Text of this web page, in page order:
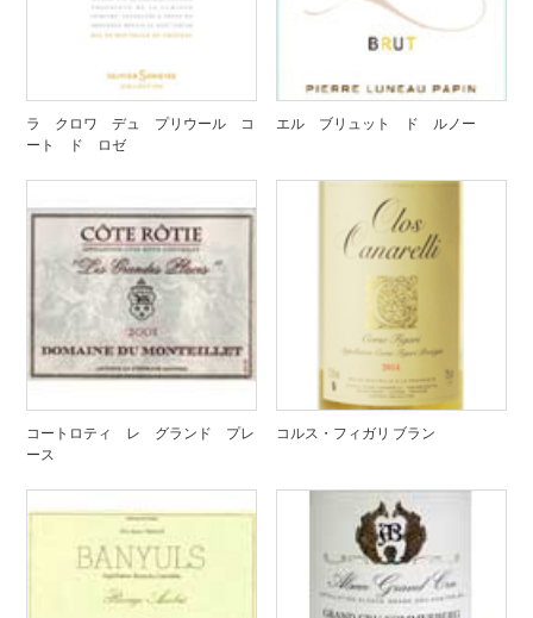
ラ クロワ デュ プリウール コ
ート ド ロゼ
エル ブリュット ド ルノー
コートロティ レ グランド プレ
ース
コルス・フィガリ ブラン